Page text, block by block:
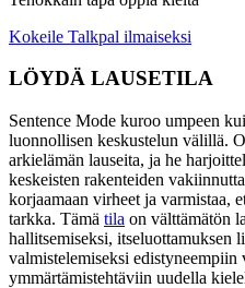
Kokeile Talkpal ilmaiseksi
LÖYDÄ LAUSETILA
Sentence Mode kuroo umpeen
luonnollisen keskustelun välillä.
arkielämän lauseita, ja he
keskeisten rakenteiden
korjaamaan virheet ja varmistaa,
tarkka. Tämä tila on välttämätön
hallitsemiseksi, itseluottamuksen
valmistelemiseksi edistyneempiin
ymmärtämistehtäviin uudella